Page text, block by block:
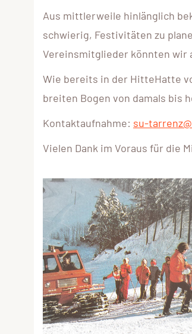
Aus mittlerweile hinlänglich
schwierig, Festivitäten zu
Vereinsmitglieder könnten wir
Wie bereits in der HitteHatte
breiten Bogen von damals bis
Kontaktaufnahme: su-
Vielen Dank im Voraus für die